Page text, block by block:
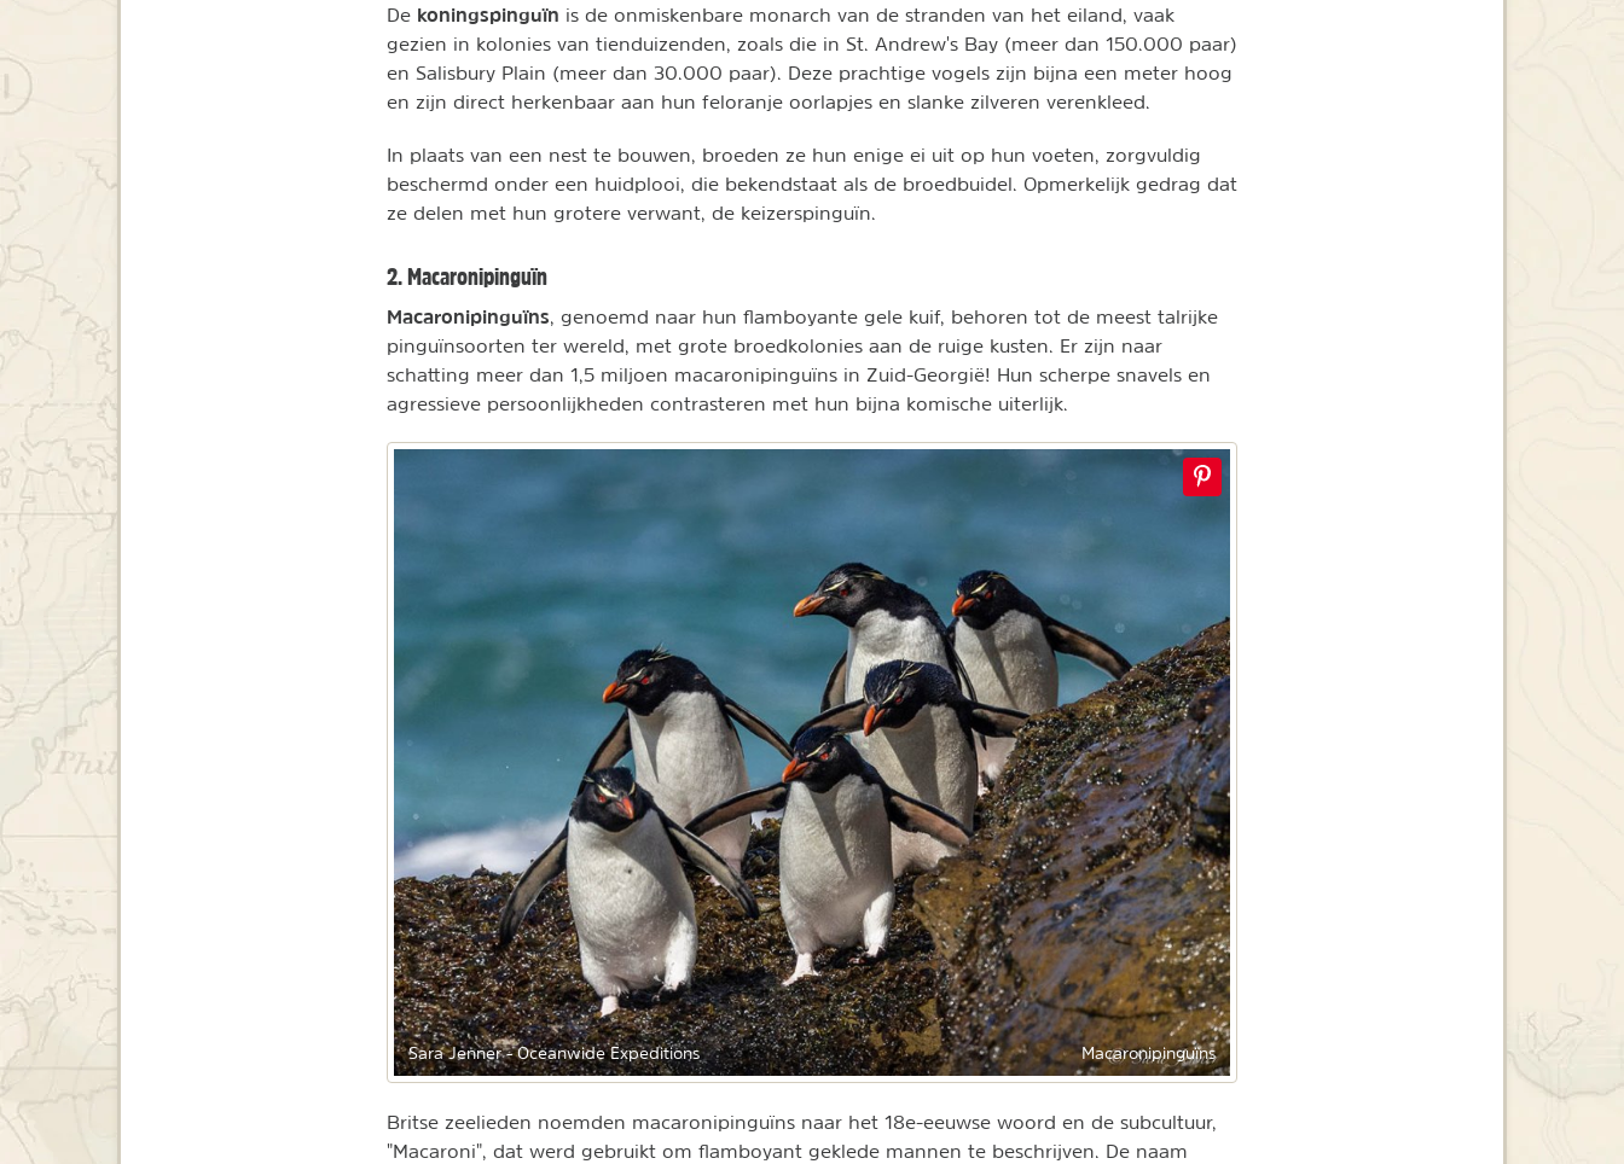
De koningspinguïn is de onmiskenbare monarch van de stranden van het eiland, vaak
gezien in kolonies van tienduizenden, zoals die in St. Andrew's Bay (meer dan 150.000 paar)
en Salisbury Plain (meer dan 30.000 paar). Deze prachtige vogels zijn bijna een meter hoog
en zijn direct herkenbaar aan hun feloranje oorlapjes en slanke zilveren verenkleed.
In plaats van een nest te bouwen, broeden ze hun enige ei uit op hun voeten, zorgvuldig
beschermd onder een huidplooi, die bekendstaat als de broedbuidel. Opmerkelijk gedrag dat
ze delen met hun grotere verwant, de keizerspinguïn.
2. Macaronipinguïn
Macaronipinguïns , genoemd naar hun flamboyante gele kuif, behoren tot de meest talrijke
pinguïnsoorten ter wereld, met grote broedkolonies aan de ruige kusten. Er zijn naar
schatting meer dan 1,5 miljoen macaronipinguïns in Zuid-Georgië! Hun scherpe snavels en
agressieve persoonlijkheden contrasteren met hun bijna komische uiterlijk.
Sara Jenner - Oceanwide Expeditions Macaronipinguïns
Britse zeelieden noemden macaronipinguïns naar het 18e-eeuwse woord en de subcultuur,
"Macaroni", dat werd gebruikt om flamboyant geklede mannen te beschrijven. De naam